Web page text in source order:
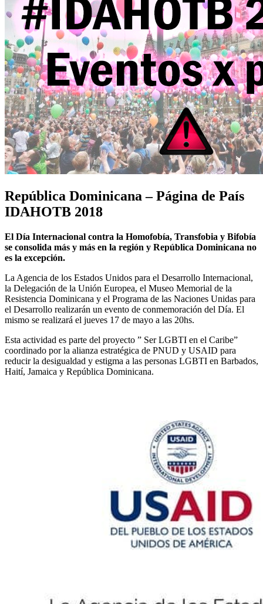
República Dominicana – Página de País
IDAHOTB 2018
El Día Internacional contra la Homofobía, Transfobia y Bifobía
se consolida más y más en la región y República Dominicana no
es la excepción.
La Agencia de los Estados Unidos para el Desarrollo Internacional,
la Delegación de la Unión Europea, el Museo Memorial de la
Resistencia Dominicana y el Programa de las Naciones Unidas para
el Desarrollo realizarán un evento de conmemoración del Día. El
mismo se realizará el jueves 17 de mayo a las 20hs.
Esta actividad es parte del proyecto ” Ser LGBTI en el Caribe”
coordinado por la alianza estratégica de PNUD y USAID para
reducir la desigualdad y estigma a las personas LGBTI en Barbados,
Haití, Jamaica y República Dominicana.